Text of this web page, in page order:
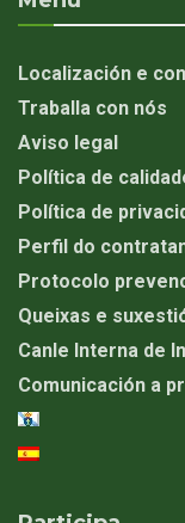
Localización e
Traballa con nós
Aviso legal
Política de
Política de
Perfil do
Protocolo
Queixas e
Canle Interna de
Comunicación a